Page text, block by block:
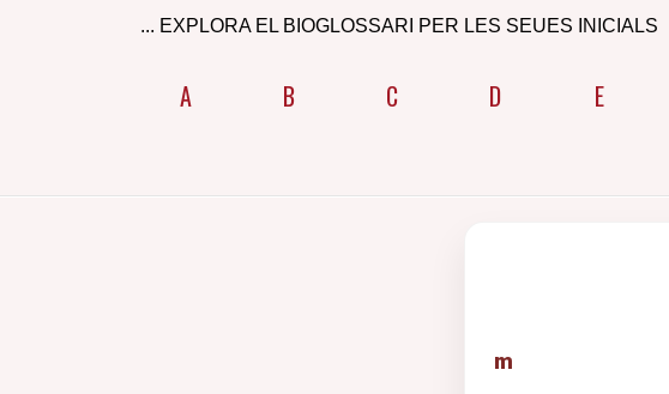
... EXPLORA EL BIOGLOSSARI PER LES SEUES INICIALS
A B C D E
m